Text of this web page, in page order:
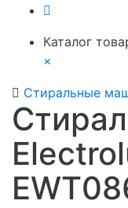
Каталог
×
Стиральные